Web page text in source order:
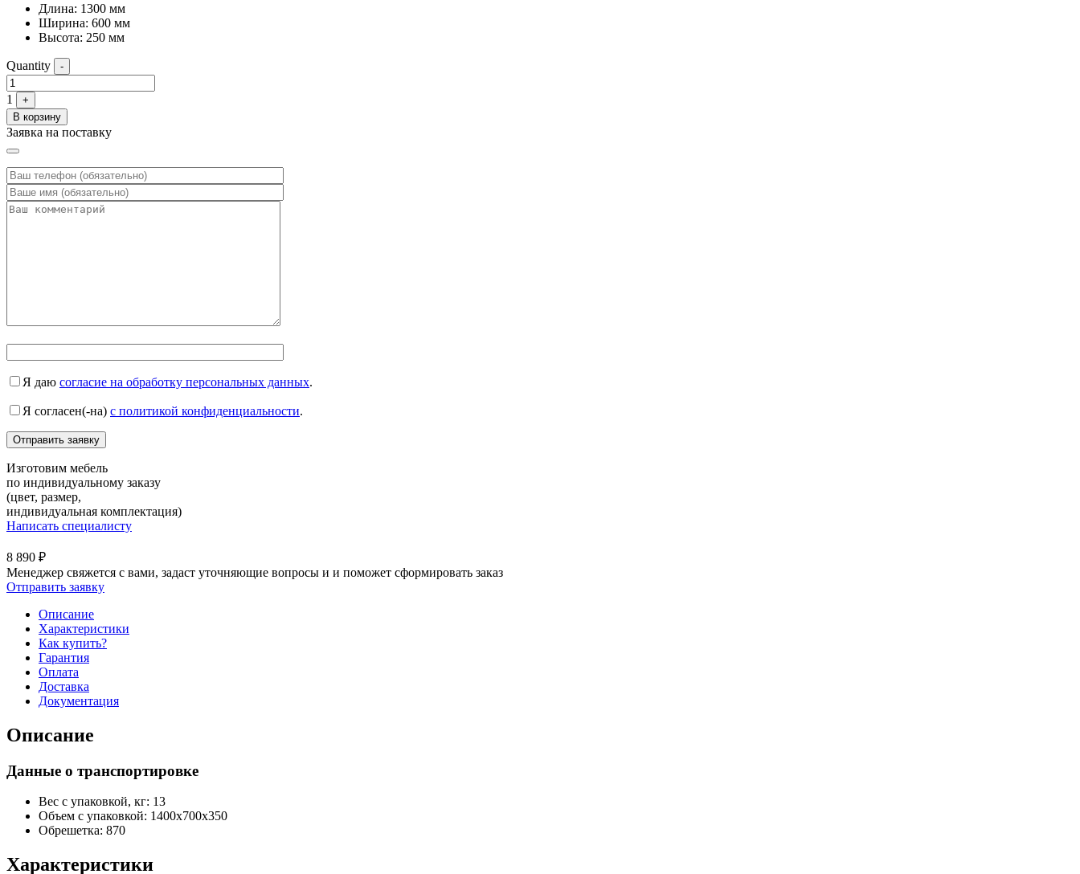
Длина: 1300 мм
Ширина: 600 мм
Высота: 250 мм
Quantity -
1
+
В корзину
Заявка на поставку
Я даю согласие на обработку персональных данных.
Я согласен(-на) с политикой конфиденциальности.
Изготовим мебель
по индивидуальному заказу
(цвет, размер,
индивидуальная комплектация)
Написать специалисту
8 890 ₽
Менеджер свяжется с вами, задаст уточняющие вопросы и и поможет сформировать заказ
Отправить заявку
Описание
Характеристики
Как купить?
Гарантия
Оплата
Доставка
Документация
Описание
Данные о транспортировке
Вес с упаковкой, кг: 13
Объем с упаковкой: 1400х700х350
Обрешетка: 870
Характеристики